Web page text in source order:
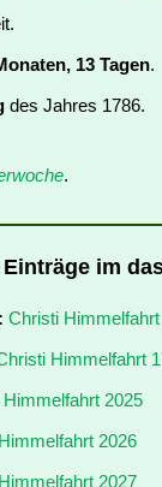
13 Tagen.
des Jahres 1786.
.
im
Christi
Himmelfahrt
2025
2026
2027